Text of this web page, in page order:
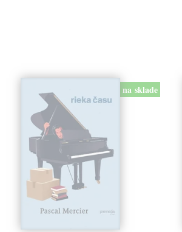
na sklade